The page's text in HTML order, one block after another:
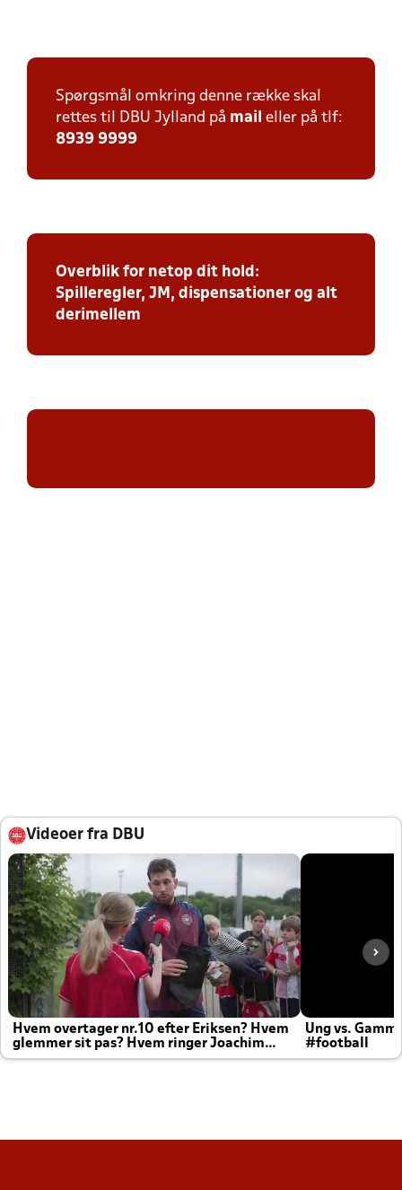
Spørgsmål omkring denne række skal
rettes til DBU Jylland på mail eller på tlf:
8939 9999
Overblik for netop dit hold:
Spilleregler, JM, dispensationer og alt
derimellem
Videoer fra DBU
Hvem overtager nr.10 efter Eriksen? Hvem
glemmer sit pas? Hvem ringer Joachim
altid til efter kampe?
Ung vs.
#football